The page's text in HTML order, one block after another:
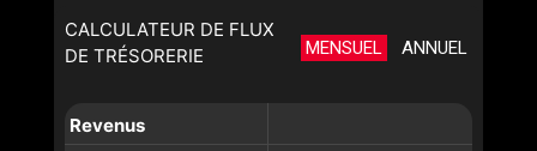
CALCULATEUR DE FLUX
DE TRÉSORERIE
MENSUEL ANNUEL
Revenus